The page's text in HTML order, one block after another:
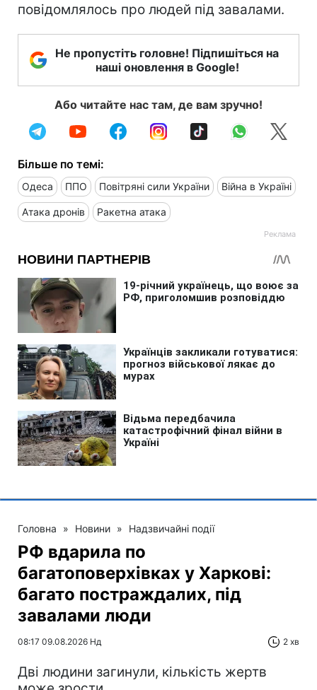
повідомлялось про людей під завалами.
Не пропустіть головне! Підпишіться на
наші оновлення в Google!
Або читайте нас там, де вам зручно!
Більше по темі:
Одеса ППО Повітряні сили України Війна в Україні
Атака дронів Ракетна атака
Головна » Новини » Надзвичайні події
РФ вдарила по
багатоповерхівках у Харкові:
багато постраждалих, під
завалами люди
08:17 09.08.2026 Нд 2 хв
Дві людини загинули, кількість жертв